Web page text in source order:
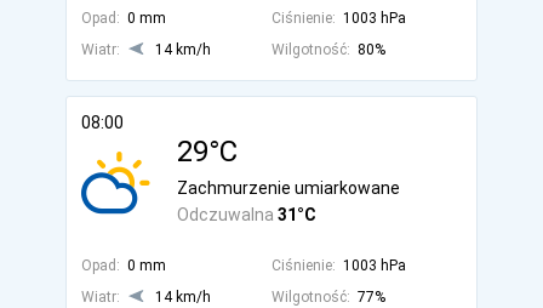
Opad: 0 mm Ciśnienie: 1003 hPa
Wiatr:
14 km/h Wilgotność: 80%
08:00
29°C
Odczuwalna 31°C
Zachmurzenie umiarkowane
Opad: 0 mm Ciśnienie: 1003 hPa
Wiatr:
14 km/h Wilgotność: 77%